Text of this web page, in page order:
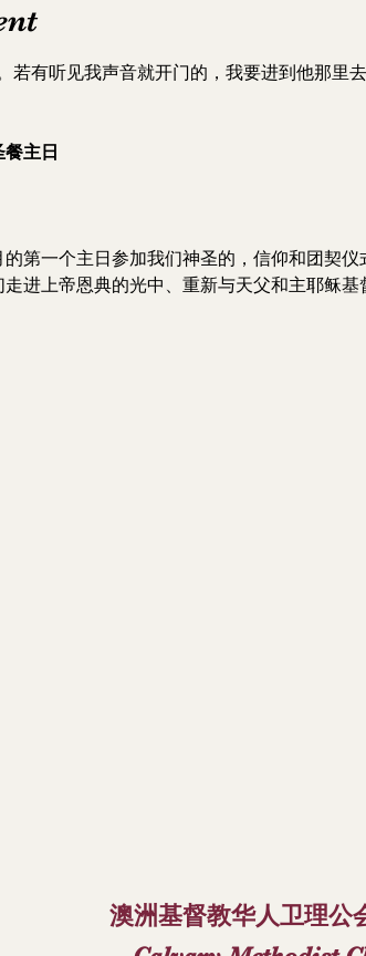
若有听见我声音就开门的，我要进到他那里
主日
第一个主日参加我们神圣的，信仰和团契
上帝恩典的光中、重新与天父和主耶稣基
澳洲基督教华人卫理公